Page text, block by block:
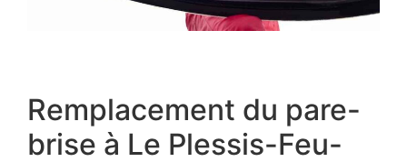
Remplacement du pare-
brise à Le Plessis-Feu-